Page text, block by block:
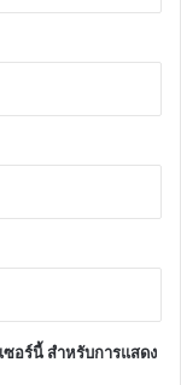
อร์นี้ สำหรับการแสดง